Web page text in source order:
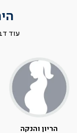
עוד
הריון והנקה